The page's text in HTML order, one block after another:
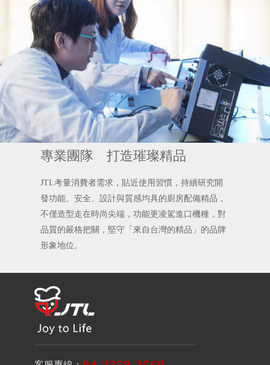
專業團隊 打造璀璨精品
JTL考量消費者需求，貼近使用習慣，持續研究開
發功能、安全、設計與質感均具的廚房配備精品，
不僅造型走在時尚尖端，功能更凌駕進口機種，對
品質的嚴格把關，堅守「來自台灣的精品」的品牌
形象地位。